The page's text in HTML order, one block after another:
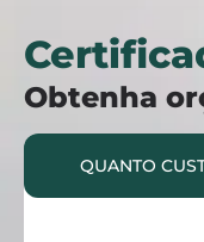
Obtenha
QUANTO